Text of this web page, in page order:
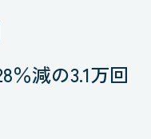
％減の3.1万回